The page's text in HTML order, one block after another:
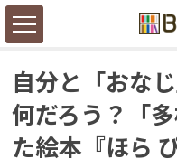
自分と「おな
何だろう？「
た絵本『ほら